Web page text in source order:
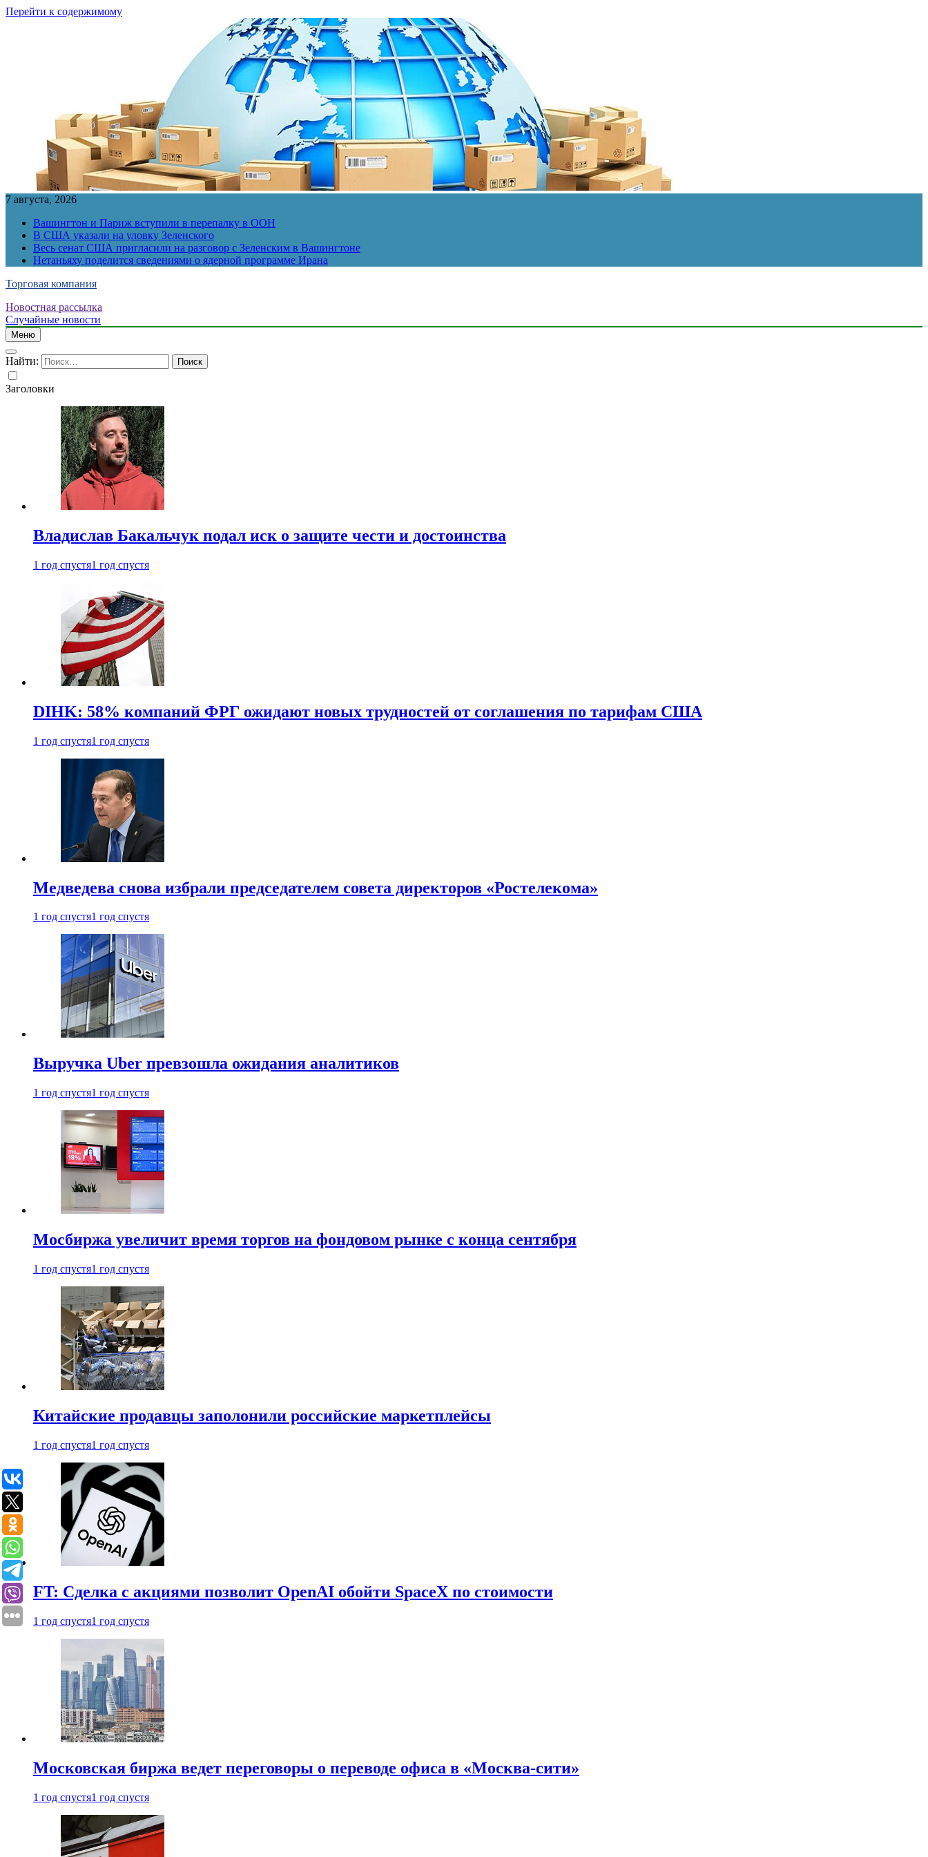
Перейти к содержимому
7 августа, 2026
Вашингтон и Париж вступили в перепалку в ООН
В США указали на уловку Зеленского
Весь сенат США пригласили на разговор с Зеленским в Вашингтоне
Нетаньяху поделится сведениями о ядерной программе Ирана
Торговая компания
Новостная рассылка
Случайные новости
Меню
Найти:
Заголовки
Владислав Бакальчук подал иск о защите чести и достоинства
1 год спустя1 год спустя
DIHK: 58% компаний ФРГ ожидают новых трудностей от соглашения по тарифам США
1 год спустя1 год спустя
Медведева снова избрали председателем совета директоров «Ростелекома»
1 год спустя1 год спустя
Выручка Uber превзошла ожидания аналитиков
1 год спустя1 год спустя
Мосбиржа увеличит время торгов на фондовом рынке с конца сентября
1 год спустя1 год спустя
Китайские продавцы заполонили российские маркетплейсы
1 год спустя1 год спустя
FT: Сделка с акциями позволит OpenAI обойти SpaceX по стоимости
1 год спустя1 год спустя
Московская биржа ведет переговоры о переводе офиса в «Москва-сити»
1 год спустя1 год спустя